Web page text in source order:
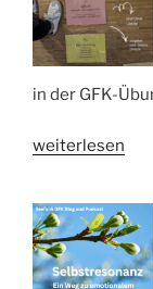
in der GFK-
„Das
nach
Bridget
Belgrave
weiterlesen